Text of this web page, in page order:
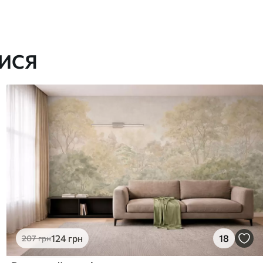
207грн124 грн 18